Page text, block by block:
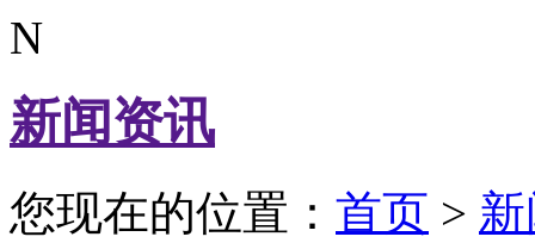
N
新闻资讯
您现在的位置： 首页 >